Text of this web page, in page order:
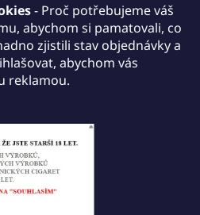
- Proč potřebujeme váš
abychom si pamatovali, co
zjistili stav objednávky a
abychom vás
reklamou.
libovolných produktů JDI
košíku ještě jeden JDI
výběru a získáte jej zdarma.
2026.